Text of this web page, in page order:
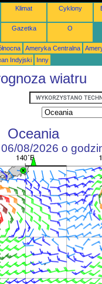
Klimat Cyklony
Gazetka O
Ameryka Centralna
Indyjski Inny
wiatru
Oceania
08/2026 o